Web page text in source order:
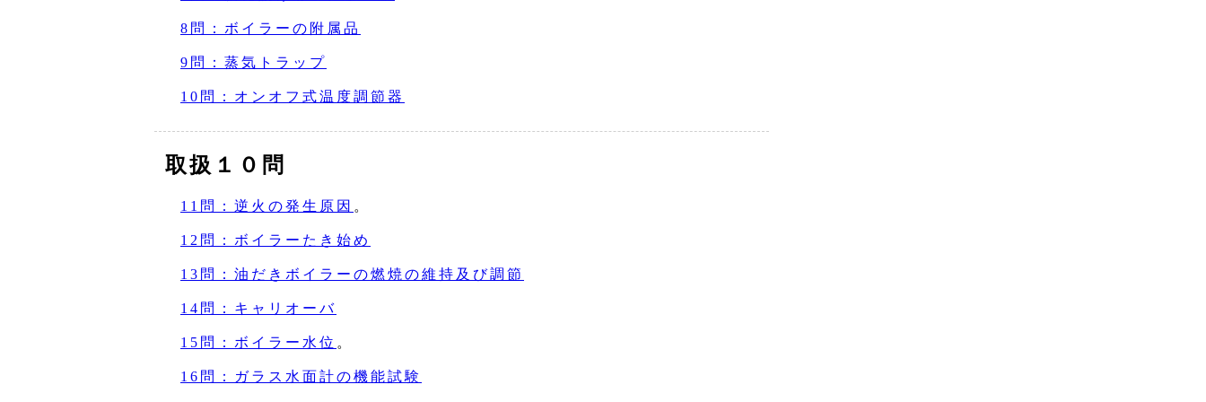
8問：ボイラーの附属品
9問：蒸気トラップ
10問：オンオフ式温度調節器
取扱１０問
11問：逆火の発生原因 。
12問：ボイラーたき始め
13問：油だきボイラーの燃焼の維持及び調節
14問：キャリオーバ
15問：ボイラー水位 。
16問：ガラス水面計の機能試験